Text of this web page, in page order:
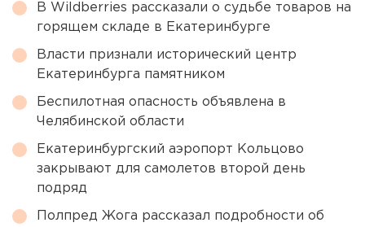
В Wildberries рассказали о судьбе товаров на
горящем складе в Екатеринбурге
Власти признали исторический центр
Екатеринбурга памятником
Беспилотная опасность объявлена в
Челябинской области
Екатеринбургский аэропорт Кольцово
закрывают для самолетов второй день
подряд
Полпред Жога рассказал подробности об